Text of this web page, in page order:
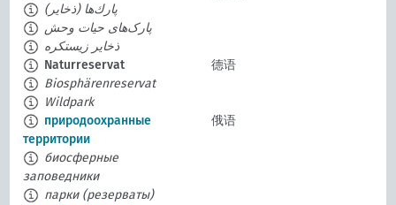
پارك‌ها (ذخایر)
پارک‌های حیات وحش
ذخایر زيستكره
Naturreservat
德语
Biosphärenreservat
Wildpark
природоохранные
территории
俄语
биосферные
заповедники
парки (резерваты)